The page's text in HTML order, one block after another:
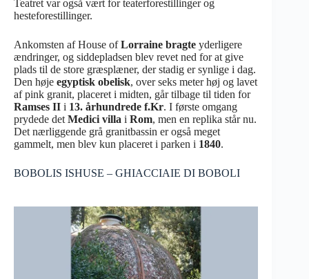
Teatret var også vært for teaterforestillinger og
hesteforestillinger.
Ankomsten af House ofLorraine bragte yderligere
ændringer, og siddepladsen blev revet ned for at give
plads til de store græsplæner, der stadig er synlige i dag.
Den høje egyptisk obelisk, over seks meter høj og lavet
af pink granit, placeret i midten, går tilbage til tiden for
Ramses II i 13. århundrede f.Kr. I første omgang
prydede det Medici villa i Rom, men en replika står nu.
Det nærliggende grå granitbassin er også meget
gammelt, men blev kun placeret i parken i 1840.
BOBOLIS ISHUSE – GHIACCIAIE DI BOBOLI